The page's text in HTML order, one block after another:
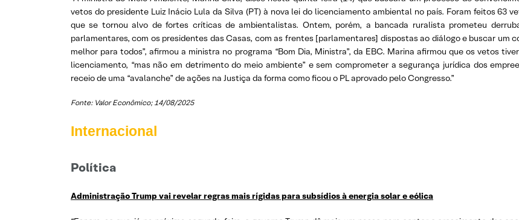
vetos do presidente Luiz Inácio Lula da Silva (PT) à nova lei do licenciamento ambiental no país. Foram feitos 63
que se tornou alvo de fortes críticas de ambientalistas. Ontem, porém, a bancada ruralista prometeu
parlamentares, com os presidentes das Casas, com as frentes [parlamentares] dispostas ao diálogo e buscar um
melhor para todos”, afirmou a ministra no programa “Bom Dia, Ministra”, da EBC. Marina afirmou que os vetos
licenciamento, “mas não em detrimento do meio ambiente” e sem comprometer a segurança jurídica dos
receio de uma “avalanche” de ações na Justiça da forma como ficou o PL aprovado pelo Congresso.”
Fonte: Valor Econômico; 14/08/2025
Internacional
Política
Administração Trump vai revelar regras mais rígidas para subsídios à energia solar e eólica